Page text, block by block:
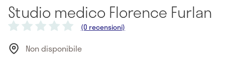
Studio medico Florence Furlan
(0 recensioni)
Non disponibile